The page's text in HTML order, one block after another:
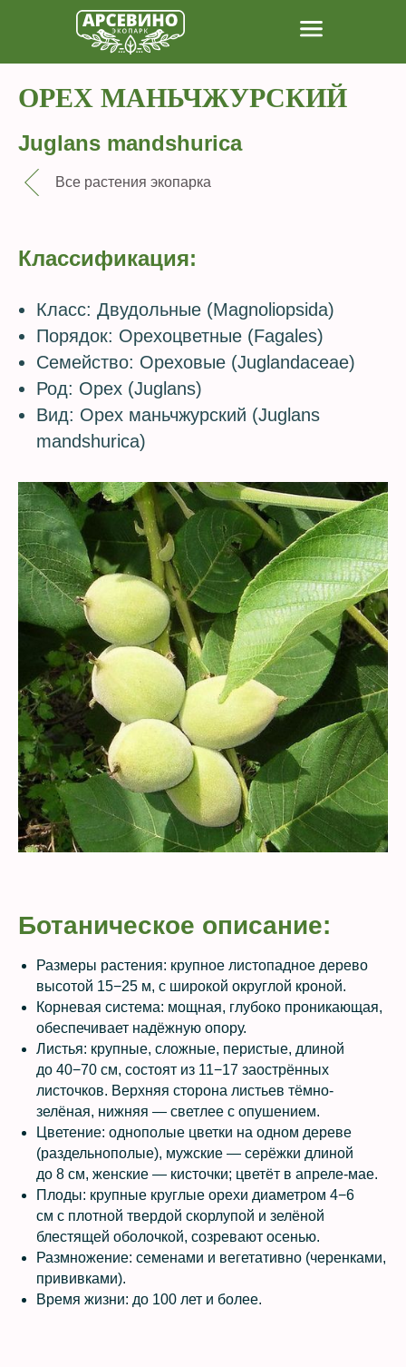
ОРЕХ МАНЬЧЖУРСКИЙ
Juglans mandshurica
Все растения экопарка
Классификация:
Класс: Двудольные (Magnoliopsida)
Порядок: Орехоцветные (Fagales)
Семейство: Ореховые (Juglandaceae)
Род: Орех (Juglans)
Вид: Орех маньчжурский (Juglans
mandshurica)
Ботаническое описание:
Размеры растения: крупное листопадное дерево
высотой 15−25 м, с широкой округлой кроной.
Корневая система: мощная, глубоко проникающая,
обеспечивает надёжную опору.
Листья: крупные, сложные, перистые, длиной
до 40−70 см, состоят из 11−17 заострённых
листочков. Верхняя сторона листьев тёмно-
зелёная, нижняя — светлее с опушением.
Цветение: однополые цветки на одном дереве
(раздельнополые), мужские — серёжки длиной
до 8 см, женские — кисточки; цветёт в апреле-мае.
Плоды: крупные круглые орехи диаметром 4−6
см с плотной твердой скорлупой и зелёной
блестящей оболочкой, созревают осенью.
Размножение: семенами и вегетативно (черенками,
прививками).
Время жизни: до 100 лет и более.